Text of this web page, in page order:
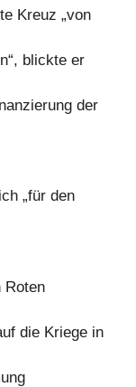
Kreuz „von
blickte er
der
„für den
Roten
die Kriege in